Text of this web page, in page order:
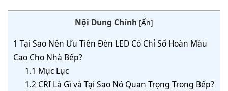
Nội Dung Chính [Ẩn]
1 Tại Sao Nên Ưu Tiên Đèn LED Có Chỉ Số Hoàn Màu
Cao Cho Nhà Bếp?
1.1 Mục Lục
1.2 CRI Là Gì và Tại Sao Nó Quan Trọng Trong Bếp?